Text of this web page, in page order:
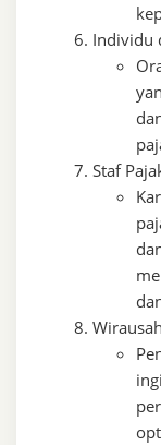
Individu
Staf